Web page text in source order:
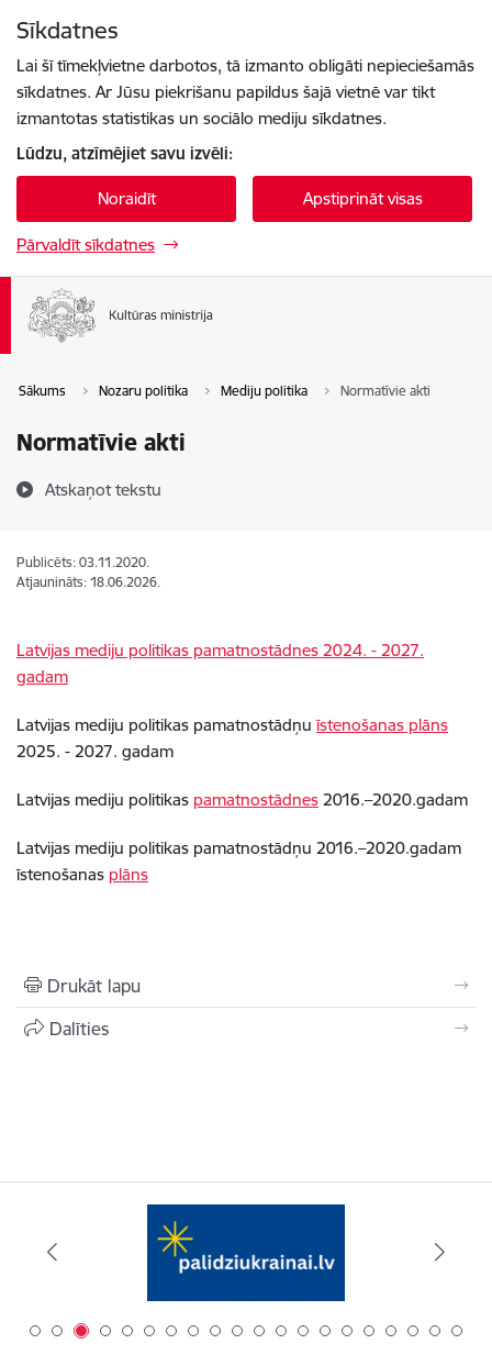
Sīkdatnes
Lai šī tīmekļvietne darbotos, tā izmanto obligāti nepieciešamās
sīkdatnes. Ar Jūsu piekrišanu papildus šajā vietnē var tikt
izmantotas statistikas un sociālo mediju sīkdatnes.
Lūdzu, atzīmējiet savu izvēli:
Noraidīt Apstiprināt visas
Pārvaldīt sīkdatnes
Sākums Nozaru politika Mediju politika Normatīvie akti
Normatīvie akti
Atskaņot tekstu
Publicēts: 03.11.2020.
Atjaunināts: 18.06.2026.
Latvijas mediju politikas pamatnostādnes 2024. - 2027.
gadam
Latvijas mediju politikas pamatnostādņuīstenošanas plāns
2025. - 2027. gadam
Latvijas mediju politikas pamatnostādnes 2016.–2020.gadam
Latvijas mediju politikas pamatnostādņu 2016.–2020.gadam
īstenošanas plāns
Drukāt lapu
Dalīties